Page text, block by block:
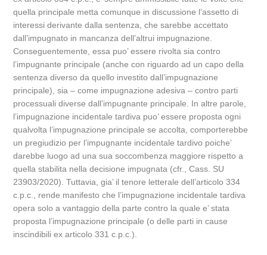
quella principale metta comunque in discussione l’assetto di
interessi derivante dalla sentenza, che sarebbe accettato
dall’impugnato in mancanza dell’altrui impugnazione.
Conseguentemente, essa puo’ essere rivolta sia contro
l’impugnante principale (anche con riguardo ad un capo della
sentenza diverso da quello investito dall’impugnazione
principale), sia – come impugnazione adesiva – contro parti
processuali diverse dall’impugnante principale. In altre parole,
l’impugnazione incidentale tardiva puo’ essere proposta ogni
qualvolta l’impugnazione principale se accolta, comporterebbe
un pregiudizio per l’impugnante incidentale tardivo poiche’
darebbe luogo ad una sua soccombenza maggiore rispetto a
quella stabilita nella decisione impugnata (cfr., Cass. SU
23903/2020). Tuttavia, gia’ il tenore letterale dell’articolo 334
c.p.c., rende manifesto che l’impugnazione incidentale tardiva
opera solo a vantaggio della parte contro la quale e’ stata
proposta l’impugnazione principale (o delle parti in cause
inscindibili ex articolo 331 c.p.c.).